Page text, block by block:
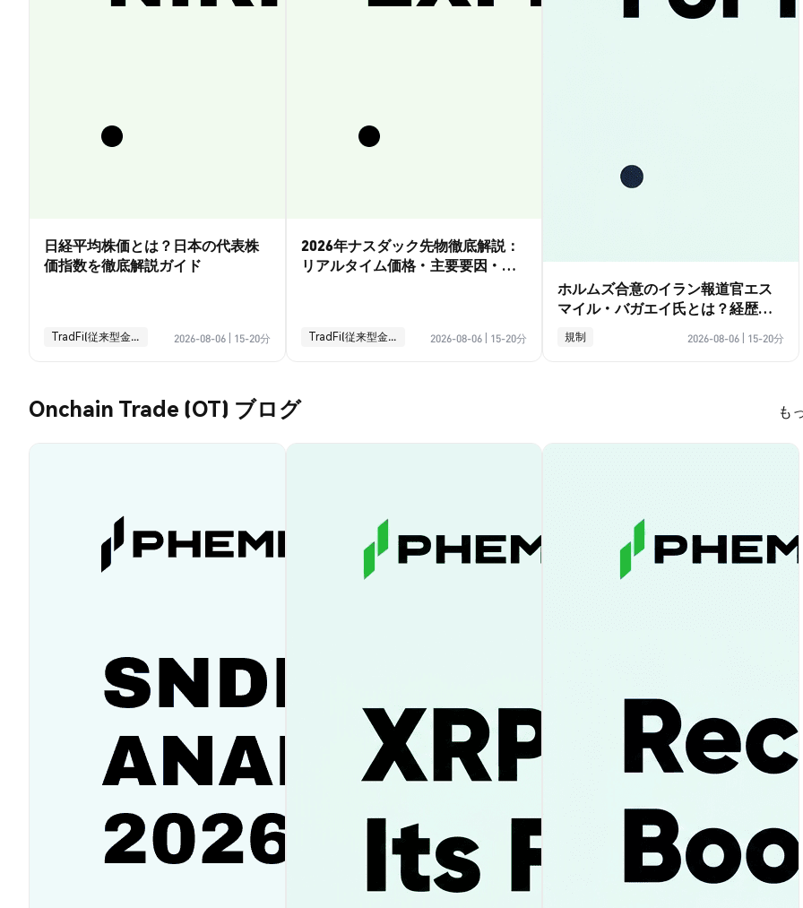
日経平均株価とは？日本の代表株
価指数を徹底解説ガイド
TradFi(従来型金融) 2026-08-06 15-20分
2026年ナスダック先物徹底解説：
リアルタイム価格・主要要因・取
TradFi(従来型金融) 2026-08-06 15-20分
ホルムズ合意のイラン報道官エス
マイル・バガエイ氏とは？経歴ガ
イド
規制 2026-08-06 15-20分
Onchain Trade (OT) ブログ も